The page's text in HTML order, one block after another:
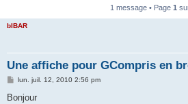
1 message • Page 1
bIBAR
Une affiche pour GCompris en
M
s
lun. juil. 12, 2010 2:56 pm
Bonjour